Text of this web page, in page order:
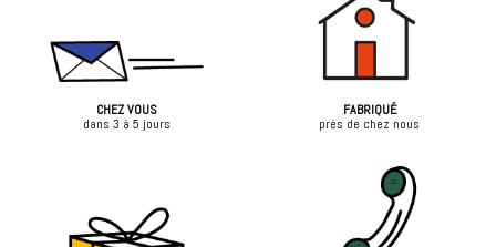
CHEZ VOUS
dans 3 à 5 jours
FABRIQUÉ
près de chez nous